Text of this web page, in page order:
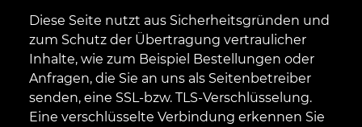
Diese Seite nutzt aus Sicherheitsgründen und
zum Schutz der Übertragung vertraulicher
Inhalte, wie zum Beispiel Bestellungen oder
Anfragen, die Sie an uns als Seitenbetreiber
senden, eine SSL-bzw. TLS-Verschlüsselung.
Eine verschlüsselte Verbindung erkennen Sie